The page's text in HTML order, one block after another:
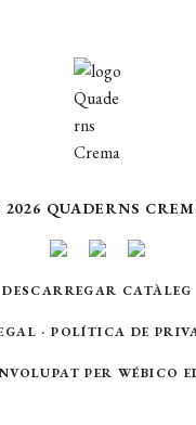
QUADERNS
DESCARREGAR CATÀLEG
·POLÍTICA DE
PER WÉBICO